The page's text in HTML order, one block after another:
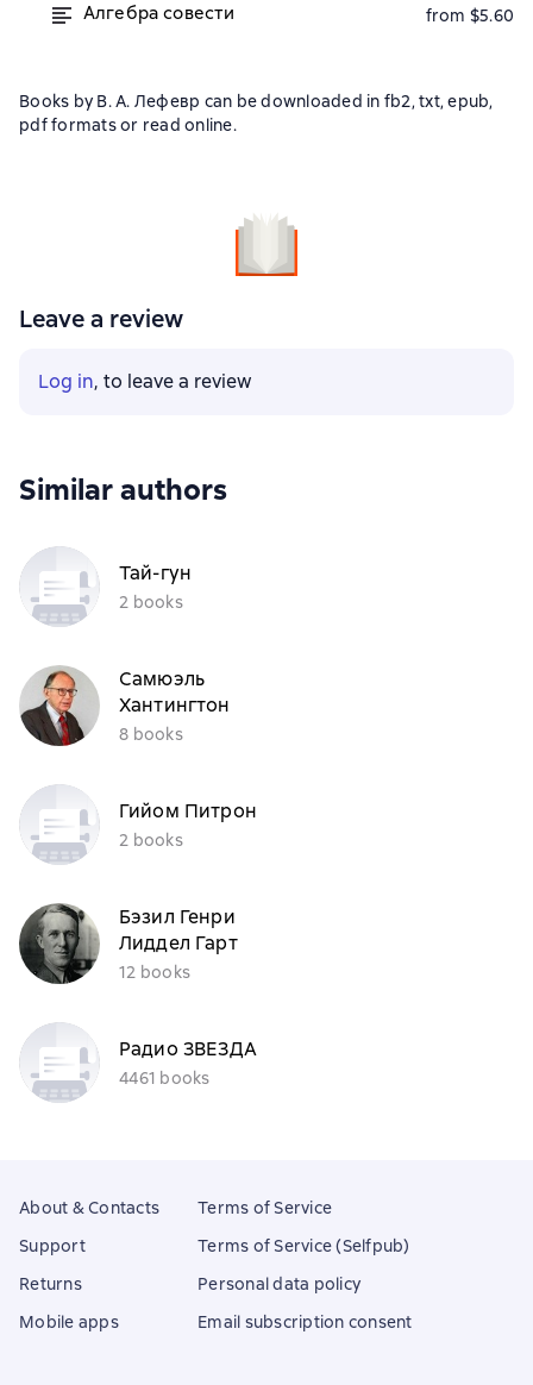
Алгебра совести from $5.60
Books by В. А. Лефевр can be downloaded in fb2, txt, epub,
pdf formats or read online.
Leave a review
Log in, to leave a review
Similar authors
Тай-гун
2 books
Самюэль
Хантингтон
8 books
Гийом Питрон
2 books
Бэзил Генри
Лиддел Гарт
12 books
Радио ЗВЕЗДА
4461 books
About & Contacts
Support
Returns
Mobile apps
Terms of Service
Terms of Service (Selfpub)
Personal data policy
Email subscription consent